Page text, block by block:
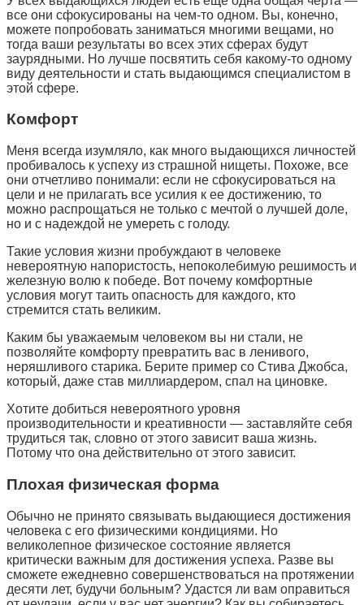
все они сфокусированы на чем-то одном. Вы, конечно,
можете попробовать заниматься многими вещами, но
тогда ваши результаты во всех этих сферах будут
заурядными. Но лучше посвятить себя какому-то одному
виду деятельности и стать выдающимся специалистом в
этой сфере.
Комфорт
Меня всегда изумляло, как много выдающихся личностей
пробивалось к успеху из страшной нищеты. Похоже, все
они отчетливо понимали: если не сфокусироваться на
цели и не прилагать все усилия к ее достижению, то
можно распрощаться не только с мечтой о лучшей доле,
но и с надеждой не умереть с голоду.
Такие условия жизни пробуждают в человеке
невероятную напористость, непоколебимую решимость и
железную волю к победе. Вот почему комфортные
условия могут таить опасность для каждого, кто
стремится стать великим.
Каким бы уважаемым человеком вы ни стали, не
позволяйте комфорту превратить вас в ленивого,
неряшливого старика. Берите пример со Стива Джобса,
который, даже став миллиардером, спал на циновке.
Хотите добиться невероятного уровня
производительности и креативности — заставляйте себя
трудиться так, словно от этого зависит ваша жизнь.
Потому что она действительно от этого зависит.
Плохая физическая форма
Обычно не принято связывать выдающиеся достижения
человека с его физическими кондициями. Но
великолепное физическое состояние является
критически важным для достижения успеха. Разве вы
сможете ежедневно совершенствоваться на протяжении
десяти лет, будучи больным? Удастся ли вам оправиться